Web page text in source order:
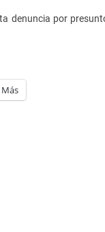
denuncia por
Más